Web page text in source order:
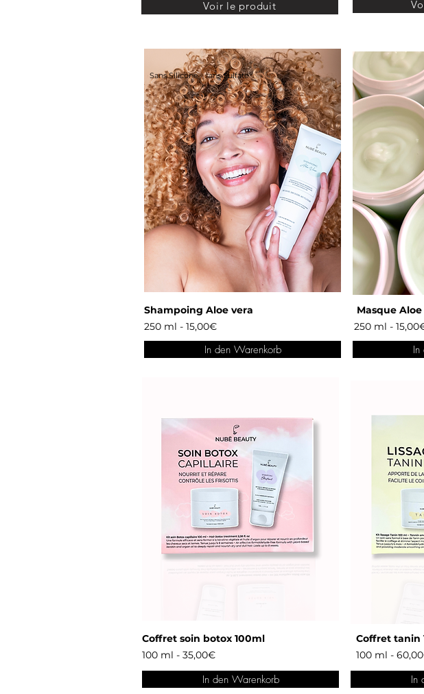
Voir le produit
Sans Silicone - sans Sulfate
Shampoing Aloe vera
250 ml - 15,00€
In den Warenkorb
Coffret soin botox 100ml
100 ml - 35,00€
In den Warenkorb
Masque Aloe
250 ml -
In
Coffret tanin
100 ml -
In